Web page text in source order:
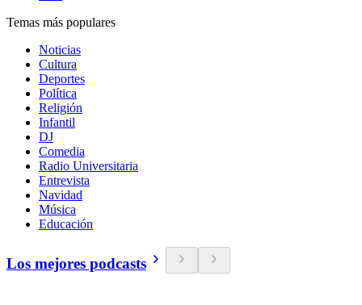
Temas más populares
Noticias
Cultura
Deportes
Política
Religión
Infantil
DJ
Comedia
Radio Universitaria
Entrevista
Navidad
Música
Educación
Los mejores podcasts